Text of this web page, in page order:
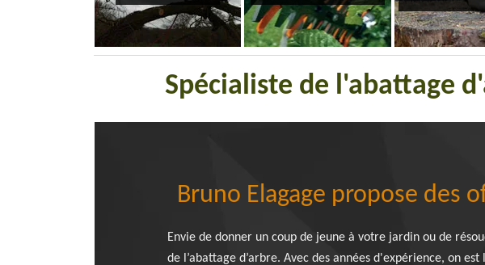
Spécialiste de l'abattage
Bruno Elagage propose des
Envie de donner un coup de jeune à votre jardin ou de
de l’abattage d’arbre. Avec des années d'expérience, on